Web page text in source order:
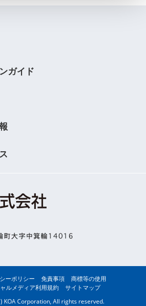
ガイド
ーポリシー 免責事項
商標等の使用
ルメディア利用規約
サイトマップ
KOA Corporation, All rights reserved.